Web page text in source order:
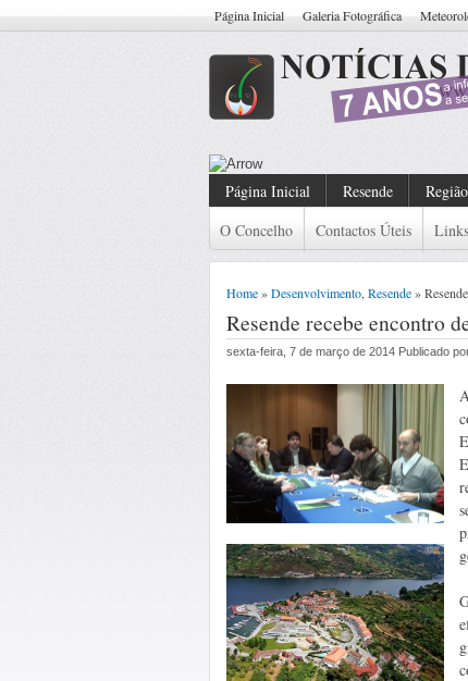
Página Inicial Galeria Fotográfica
Página Inicial Resende Região
O Concelho
Contactos Úteis
Home»Desenvolvimento Resende»
Resende recebe encontro
sexta-feira, 7 de março de 2014 Publicado